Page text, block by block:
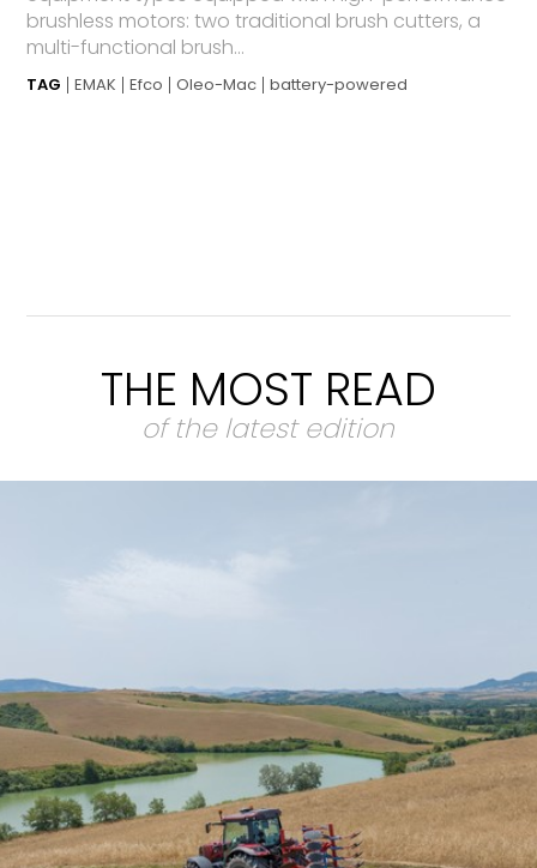
brushless motors: two traditional brush cutters, a
multi-functional brush...
TAG EMAK Efco Oleo-Mac battery-powered
THE MOST READ
of the latest edition